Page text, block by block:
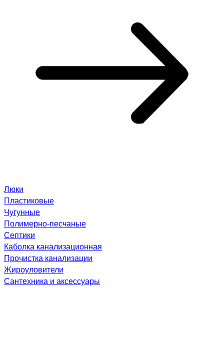
Люки
Пластиковые
Чугунные
Полимерно-песчаные
Септики
Каболка канализационная
Прочистка канализации
Жироуловители
Сантехника и аксессуары